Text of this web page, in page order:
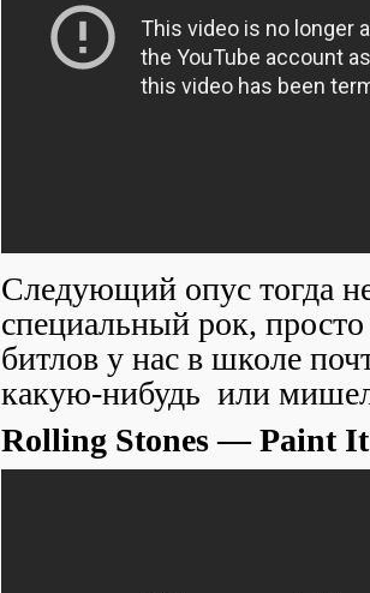
Следующий опус тогда
специальный рок,
битлов у нас в школе
какую-нибудь или
Rolling Stones — Paint